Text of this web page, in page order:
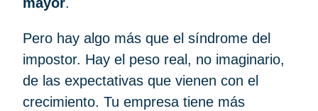
Pero hay algo más que el síndrome del
impostor. Hay el peso real, no imaginario,
de las expectativas que vienen con el
crecimiento. Tu empresa tiene más